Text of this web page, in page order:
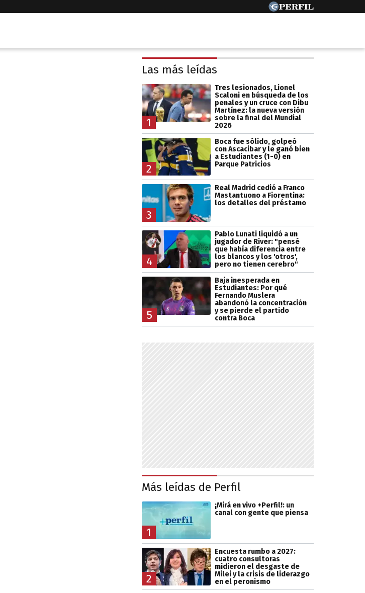
Las más leídas
1
Tres lesionados, Lionel
Scaloni en búsqueda de los
penales y un cruce con Dibu
Martínez: la nueva versión
sobre la final del Mundial
2026
2
Boca fue sólido, golpeó
con Ascacibar y le ganó bien
a Estudiantes (1-0) en
Parque Patricios
3
Real Madrid cedió a Franco
Mastantuono a Fiorentina:
los detalles del préstamo
4
Pablo Lunati liquidó a un
jugador de River: "pensé
que había diferencia entre
los blancos y los 'otros',
pero no tienen cerebro"
5
Baja inesperada en
Estudiantes: Por qué
Fernando Muslera
abandonó la concentración
y se pierde el partido
contra Boca
Más leídas de Perfil
1
¡Mirá en vivo +Perfil!: un
canal con gente que piensa
2
Encuesta rumbo a 2027:
cuatro consultoras
midieron el desgaste de
Milei y la crisis de liderazgo
en el peronismo